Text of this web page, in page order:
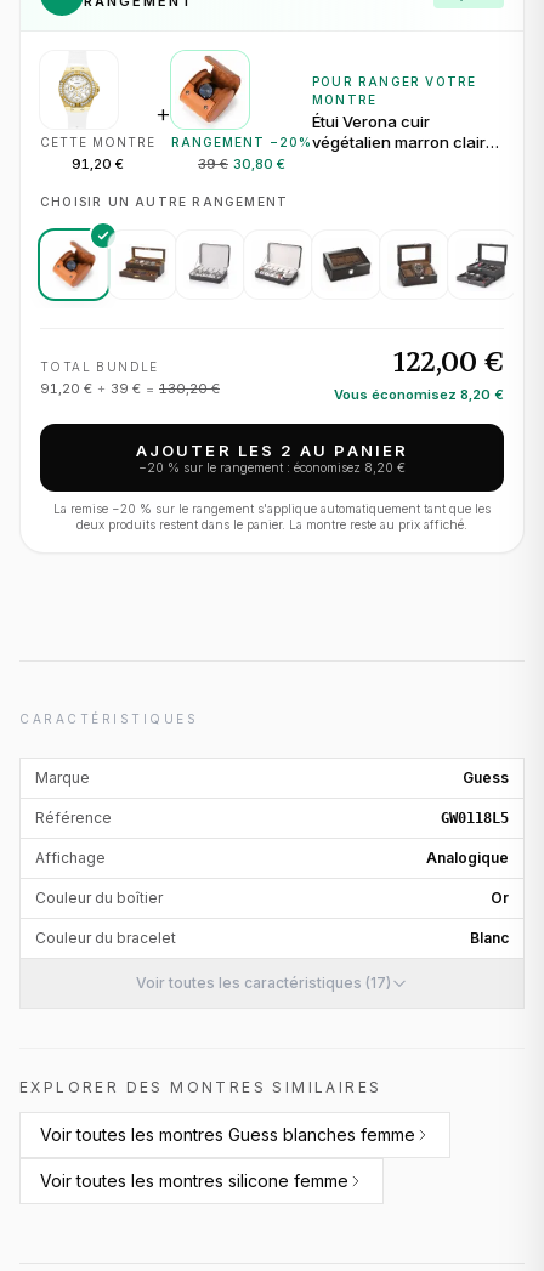
CETTE MONTRE
91,20 €
+
RANGEMENT − 20 %
39 € 30,80 €
POUR RANGER VOTRE
MONTRE
Étui Verona cuir
végétalien marron clair
CHOISIR UN AUTRE RANGEMENT
TOTAL BUNDLE
91,20 € + 39 € = 130,20 €
122,00 €
Vous économisez 8,20 €
AJOUTER LES 2 AU PANIER
−20 % sur le rangement : économisez 8,20 €
La remise −20 % sur le rangement s'applique automatiquement tant que les
deux produits restent dans le panier. La montre reste au prix affiché.
CARACTÉRISTIQUES
Marque Guess
Référence GW0118L5
Affichage Analogique
Couleur du boîtier Or
Couleur du bracelet Blanc
Voir toutes les caractéristiques (17)
EXPLORER DES MONTRES SIMILAIRES
Voir toutes les montres Guess blanches femme
Voir toutes les montres silicone femme